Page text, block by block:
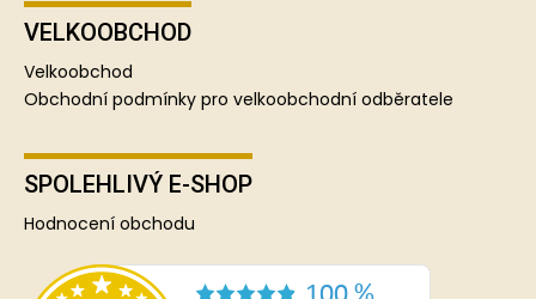
VELKOOBCHOD
Velkoobchod
Obchodní podmínky pro velkoobchodní odběratele
SPOLEHLIVÝ E-SHOP
Hodnocení obchodu